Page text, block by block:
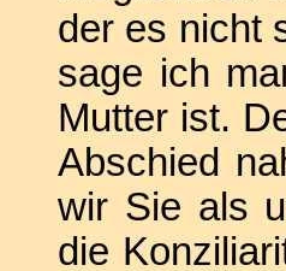
der es nicht
sage ich
Mutter ist.
Abschied
wir Sie als
die